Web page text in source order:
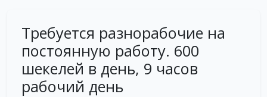
Требуется разнорабочие на
постоянную работу. 600
шекелей в день, 9 часов
рабочий день